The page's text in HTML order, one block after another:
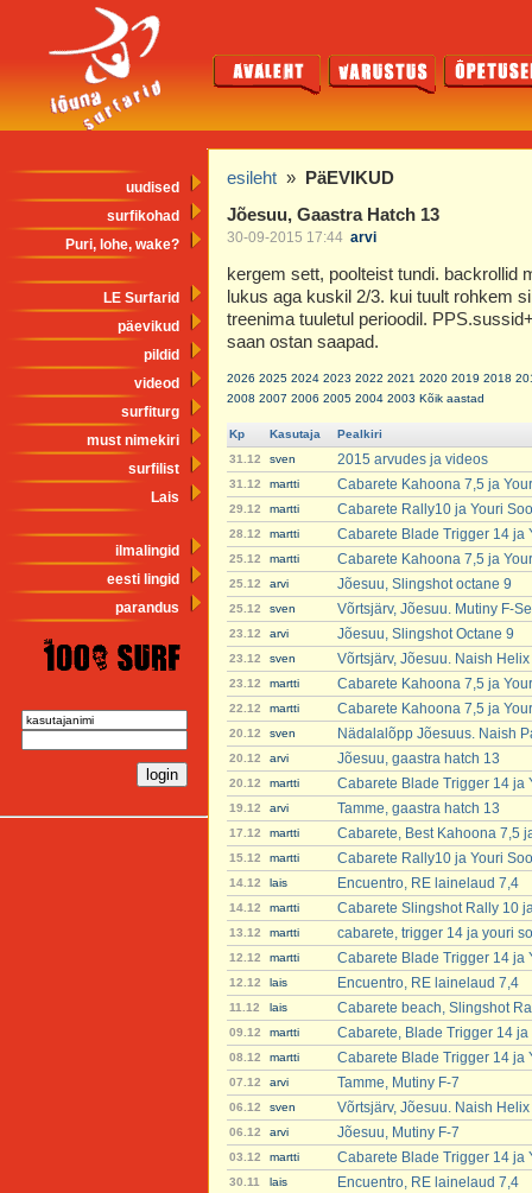
uudised
surfikohad
Puri, lohe, wake?
LE Surfarid
päevikud
pildid
videod
surfiturg
must nimekiri
surfilist
Lais
ilmalingid
eesti lingid
parandus
esileht »
PäEVIKUD
Jõesuu, Gaastra Hatch 13
30-09-2015 17:44 arvi
kergem sett, poolteist tundi. backrollid
lukus aga kuskil 2/3. kui tuult rohkem
treenima tuuletul perioodil.
saan ostan saapad.
2026 2025 2024 2023 2022 2021 2020 2019 2018
2008 2007 2006 2005 2004 2003 Kõik aastad
Kp Kasutaja
Pealkiri
31.12
sven 2015 arvudes ja videos
31.12 martti Cabarete Kahoona 7,5 ja
29.12 martti Cabarete Rally10 ja Youri
28.12 martti Cabarete Blade Trigger 14 ja
25.12 martti Cabarete Kahoona 7,5 ja
25.12 arvi Jõesuu, Slingshot octane 9
25.12 sven Võrtsjärv, Jõesuu. Mutiny F-
23.12 arvi Jõesuu, Slingshot Octane 9
23.12 sven Võrtsjärv, Jõesuu. Naish
23.12 martti Cabarete Kahoona 7,5 ja
22.12 martti Cabarete Kahoona 7,5 ja
20.12 sven Nädalalõpp Jõesuus. Naish
20.12 arvi Jõesuu, gaastra hatch 13
20.12 martti Cabarete Blade Trigger 14 ja
19.12 arvi Tamme, gaastra hatch 13
17.12 martti Cabarete, Best Kahoona 7,5
15.12 martti Cabarete Rally10 ja Youri
14.12 lais Encuentro, RE lainelaud 7,4
14.12 martti Cabarete Slingshot Rally 10
13.12 martti cabarete, trigger 14 ja youri
12.12 martti Cabarete Blade Trigger 14 ja
12.12 lais Encuentro, RE lainelaud 7,4
11.12 lais Cabarete beach, Slingshot
09.12 martti Cabarete, Blade Trigger 14
08.12 martti Cabarete Blade Trigger 14 ja
07.12 arvi Tamme, Mutiny F-7
06.12 sven Võrtsjärv, Jõesuu. Naish
06.12 arvi Jõesuu, Mutiny F-7
03.12 martti Cabarete Blade Trigger 14 ja
30.11 lais Encuentro, RE lainelaud 7,4